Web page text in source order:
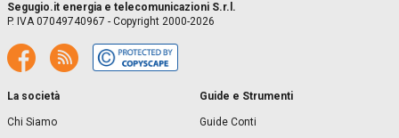
La società
Chi Siamo
Guide e Strumenti
Guide Conti
Segugio.it energia e telecomunicazioni S.r.l.
P. IVA 07049740967 - Copyright 2000-2026